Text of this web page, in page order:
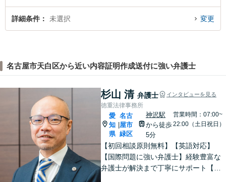
詳細条件 未選択 変更
名古屋市天白区から近い内容証明作成送付に強い弁護士
杉山 清 弁護士 インタビューを見る
徳重法律事務所
愛
知
県
名古
屋市
緑区
神沢駅
から徒歩
5分
営業時間：07:00~
22:00（土日祝日）
【初回相談原則無料】【英語対応】
【国際問題に強い弁護士】経験豊富な
弁護士が解決まで丁寧にサポート【離